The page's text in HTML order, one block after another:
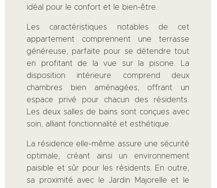
idéal pour le confort et le bien-être.
Les caractéristiques notables de cet
appartement comprennent une terrasse
généreuse, parfaite pour se détendre tout
en profitant de la vue sur la piscine. La
disposition intérieure comprend deux
chambres bien aménagées, offrant un
espace privé pour chacun des résidents.
Les deux salles de bains sont conçues avec
soin, alliant fonctionnalité et esthétique.
La résidence elle-même assure une sécurité
optimale, créant ainsi un environnement
paisible et sûr pour les résidents. En outre,
sa proximité avec le Jardin Majorelle et le